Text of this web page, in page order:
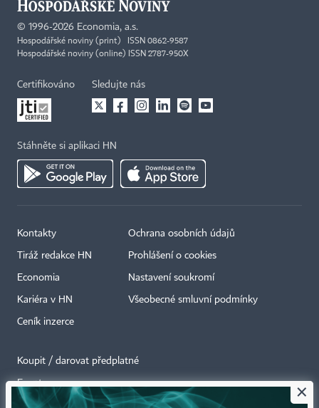
© 1996-2026 Economia, a.s.
Hospodářské noviny (print) ISSN 0862-9587
Hospodářské noviny (online) ISSN 2787-950X
Certifikováno Sledujte nás
Stáhněte si aplikaci HN
Kontakty
Tiráž redakce HN
Economia
Kariéra v HN
Ceník inzerce
Ochrana osobních údajů
Prohlášení o cookies
Nastavení soukromí
Všeobecné smluvní podmínky
Koupit / darovat předplatné
Eventy
Newslettery
×